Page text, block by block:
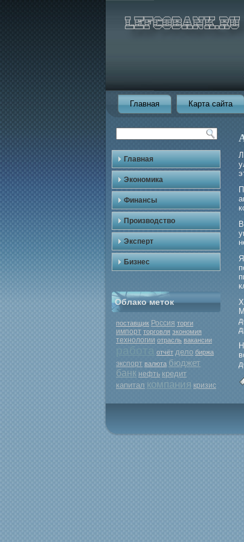
Главная Карта сайта
Главная
Экономика
Финансы
Производство
Эксперт
Бизнес
Облако меток
поставщик Россия торги
импорт торговля экономия
технологии отрасль вакансии
отчёт дело биржа
экспорт валюта бюджет
банк нефть кредит
капитал компания кризис